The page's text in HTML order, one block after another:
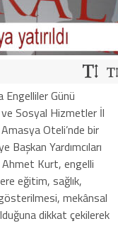
Engelliler Günü
ve Sosyal Hizmetler İl
Oteli’nde bir
Yardımcıları
Ahmet Kurt, engelli
eğitim, sağlık,
mekânsal
dikkat çekilerek